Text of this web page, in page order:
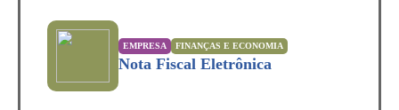
EMPRESA FINANÇAS E ECONOMIA
Nota Fiscal Eletrônica